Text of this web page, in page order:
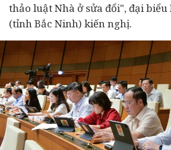
thảo luật Nhà ở sửa đổi", đại biểu
(tỉnh Bắc Ninh) kiến nghị.